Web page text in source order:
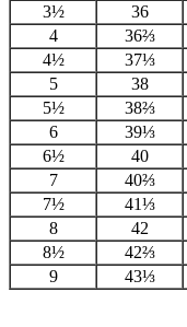
3½
36
4
36⅔
4½
37⅓
5
38
5½
38⅔
6
39⅓
6½
40
7
40⅔
7½
41⅓
8
42
8½
42⅔
9
43⅓